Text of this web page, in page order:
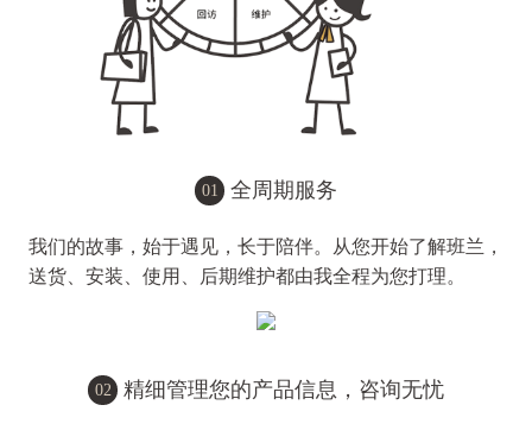
01 全周期服务
我们的故事，始于遇见，长于陪伴。从您开始了解班兰，
送货、安装、使用、后期维护都由我全程为您打理。
02 精细管理您的产品信息，咨询无忧